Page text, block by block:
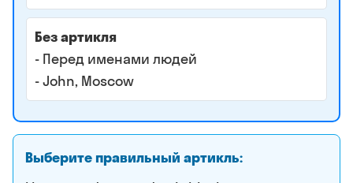
Без артикля
- Перед именами людей
- John, Moscow
Выберите правильный артикль: